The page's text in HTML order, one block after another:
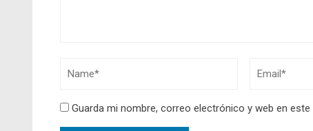
Guarda mi nombre, correo electrónico y web en